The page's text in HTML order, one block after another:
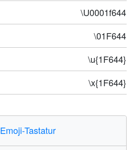
\U0001f644
\01F644
\u{1F644}
\x{1F644}
Emoji-Tastatur